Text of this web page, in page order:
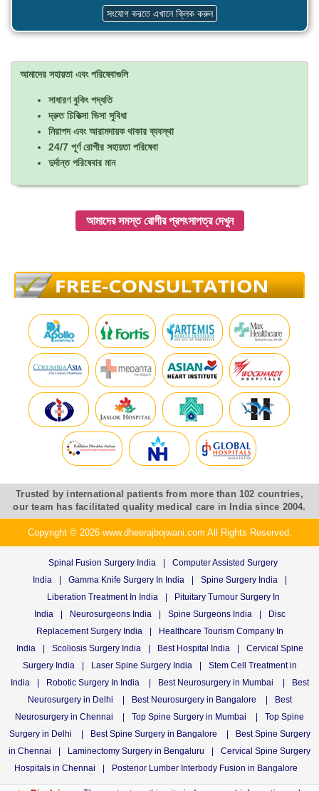
সংযোগ করতে এখানে ক্লিক করুন
আমাদের সহায়তা এবং পরিষেবাগুলি
সাধারণ বুকিং পদ্ধতি
দ্রুত চিকিত্সা ভিসা সুবিধা
নিরাপদ এবং আরামদায়ক থাকার ব্যবস্থা
24/7 পূর্ণ রোগীর সহায়তা পরিষেবা
দুর্দান্ত পরিষেবার মান
আমাদের সমস্ত রোগীর প্রশংসাপত্র দেখুন
Trusted by international patients from more than 102 countries,
our team has facilitated quality medical care in India since 2004.
Copyright © 2026 www.dheerajbojwani.com All Rights Reserved.
Spinal Fusion Surgery India
Computer Assisted Surgery
India
Gamma Knife Surgery In India Spine Surgery India
Liberation Treatment In India
Pituitary Tumour Surgery In
India
Neurosurgeons India Spine Surgeons India
Disc
Replacement Surgery India
Healthcare Tourism Company In
India
Scoliosis Surgery India Best Hospital India
Cervical Spine
Surgery India
Laser Spine Surgery India
Stem Cell Treatment in
India
Robotic Surgery In India Best Neurosurgery in Mumbai
Best
Neurosurgery in Delhi
Best Neurosurgery in Bangalore
Best
Neurosurgery in Chennai
Top Spine Surgery in Mumbai
Top Spine
Surgery in Delhi
Best Spine Surgery in Bangalore
Best Spine Surgery
in Chennai
Laminectomy Surgery in Bengaluru
Cervical Spine Surgery
Hospitals in Chennai
Posterior Lumber Interbody Fusion in Bangalore